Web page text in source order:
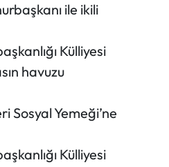
ile ikili
Külliyesi
havuzu
Sosyal Yemeği’ne
Külliyesi